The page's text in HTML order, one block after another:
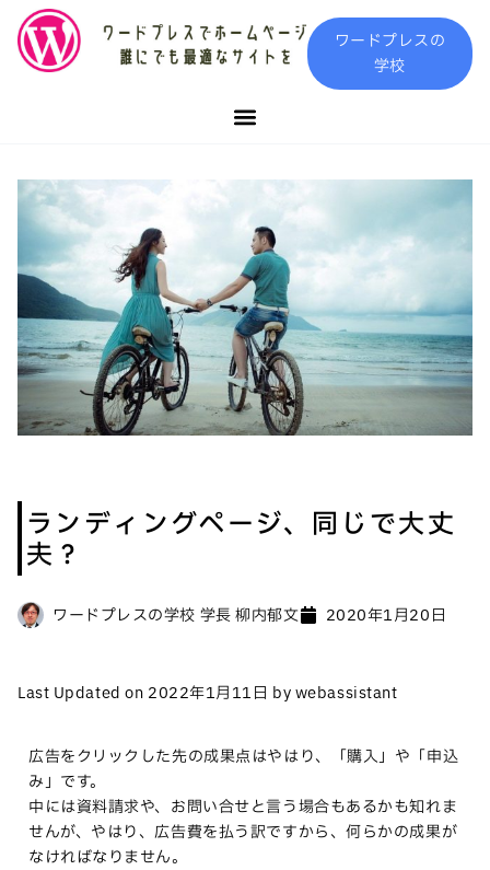
ワードプレスの
学校
ランディングページ、同じで大丈
夫？
ワードプレスの学校 学長 柳内郁文 2020年1月20日
Last Updated on 2022年1月11日 by webassistant
広告をクリックした先の成果点はやはり、「購入」や「申込
み」です。
中には資料請求や、お問い合せと言う場合もあるかも知れま
せんが、やはり、広告費を払う訳ですから、何らかの成果が
なければなりません。